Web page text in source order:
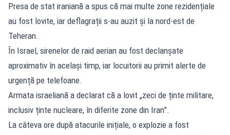
Presa de stat iraniană a spus că mai multe zone rezidențiale
au fost lovite, iar deflagrații s-au auzit și la nord-est de
Teheran.
În Israel, sirenelor de raid aerian au fost declanșate
aproximativ în același timp, iar locuitorii au primit alerte de
urgență pe telefoane.
Armata israeliană a declarat că a lovit „zeci de ținte militare,
inclusiv ținte nucleare, în diferite zone din Iran”.
La câteva ore după atacurile inițiale, o explozie a fost